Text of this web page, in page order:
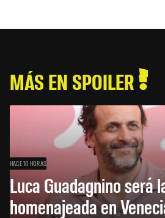
MÁS EN SPOILER
HACE 10 HORAS
Luca Guadagnino será
homenajeada en